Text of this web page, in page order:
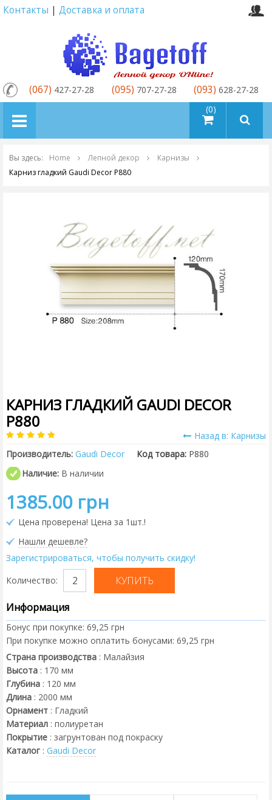
Контакты | Доставка и оплата
товаров (0)
(067) 427-27-28 (095) 707-27-28 (093) 628-27-28
Вы здесь: Home Лепной декор
Карнизы
Карниз гладкий Gaudi Decor P880
КАРНИЗ ГЛАДКИЙ GAUDI DECOR
P880
Назад в: Карнизы
Производитель: Gaudi Decor Код товара: P880
Наличие: В наличии
1385.00 грн
Цена проверена! Цена за 1шт.!
Нашли дешевле?
Зарегистрироваться, чтобы получить скидку!
Количество:
Информация
Бонус при покупке: 69,25 грн
При покупке можно оплатить бонусами: 69,25 грн
Страна производства : Малайзия
Высота : 170 мм
Глубина : 120 мм
Длина : 2000 мм
Орнамент : Гладкий
Материал : полиуретан
Покрытие : загрунтован под покраску
Каталог : Gaudi Decor